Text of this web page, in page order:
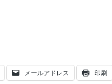
メールアドレス 印刷